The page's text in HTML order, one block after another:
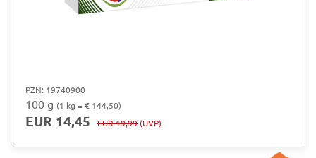
PZN: 19740900
100 g (1 kg = € 144,50)
EUR 14,45 EUR 19,99 (UVP)